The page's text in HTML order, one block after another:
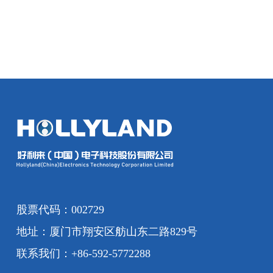
股票代码：002729
地址：厦门市翔安区舫山东二路829号
联系我们：+86-592-5772288